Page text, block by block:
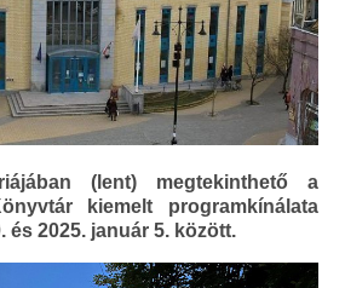
(lent) megtekinthető a
kiemelt programkínálata
és 2025. január 5. között.